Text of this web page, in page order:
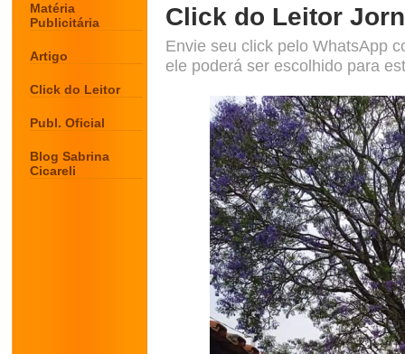
Matéria
Publicitária
Artigo
Click do Leitor
Publ. Oficial
Blog Sabrina
Cicareli
Click do Leitor
Envie seu click pelo WhatsApp
ele poderá ser escolhido para